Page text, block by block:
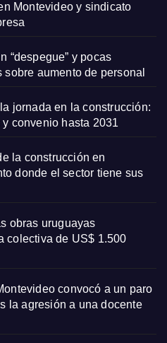
Montevideo y sindicato
“despegue” y pocas
aumento de personal
jornada en la construcción:
convenio hasta 2031
la construcción en
donde el sector tiene sus
obras uruguayas
colectiva de US$ 1.500
convocó a un paro
la agresión a una docente